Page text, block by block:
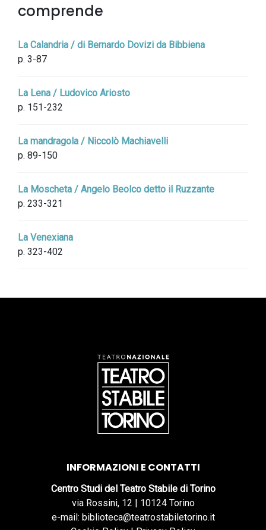
comprende
La Calandria / di Bernardo Dovizi da Bibbiena
p. 3-87
La Lena / Ludovico Ariosto
p. 151-232
La mandragola / Niccolò Machiavelli
p. 89-150
La Moscheta / Angelo Beolco detto il Ruzzante
p. 233-321
La Venexiana
p. 323-402
INFORMAZIONI E CONTATTI
Centro Studi del Teatro Stabile di Torino
via Rossini, 12 | 10124 Torino
e-mail: biblioteca@teatrostabiletorino.it